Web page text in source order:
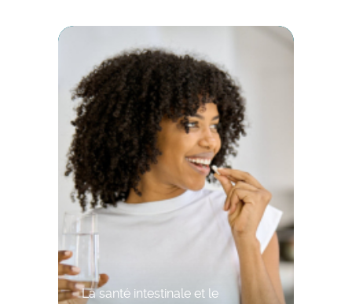
La santé intestinale et le